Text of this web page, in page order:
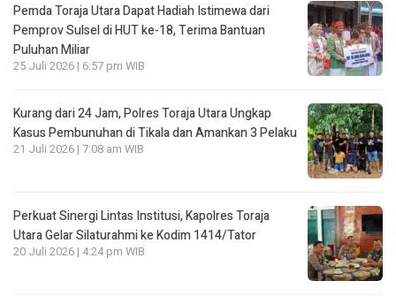
Pemda Toraja Utara Dapat Hadiah Istimewa dari
Pemprov Sulsel di HUT ke-18, Terima Bantuan
Puluhan Miliar
25 Juli 2026 | 6:57 pm WIB
Kurang dari 24 Jam, Polres Toraja Utara Ungkap
Kasus Pembunuhan di Tikala dan Amankan 3 Pelaku
21 Juli 2026 | 7:08 am WIB
Perkuat Sinergi Lintas Institusi, Kapolres Toraja
Utara Gelar Silaturahmi ke Kodim 1414/Tator
20 Juli 2026 | 4:24 pm WIB